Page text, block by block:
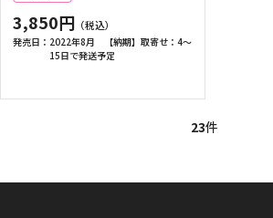
3,850円
発売日： 2022年8月 【納期】取寄せ：4～
15日で発送予定
23件